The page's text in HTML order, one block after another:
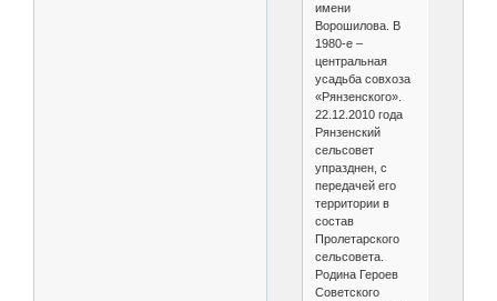
имени
Ворошилова. В
1980-е –
центральная
усадьба совхоза
«Рянзенского».
22.12.2010 года
Рянзенский
сельсовет
упразднен, с
передачей его
территории в
состав
Пролетарского
сельсовета.
Родина Героев
Советского